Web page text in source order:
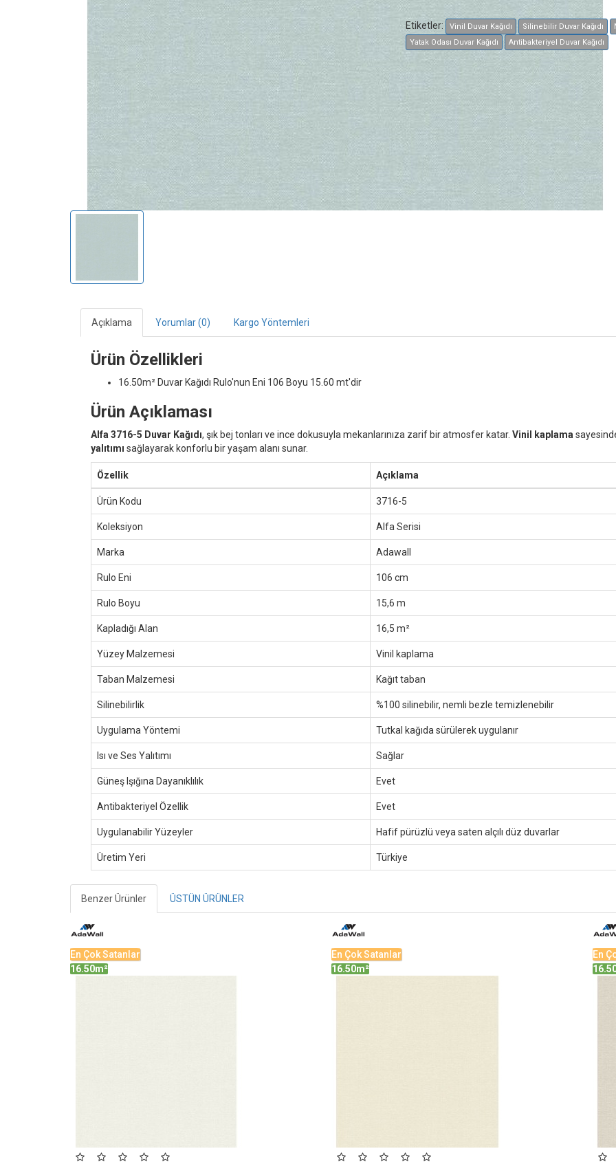
Etiketler: Vinil Duvar Kağıdı Silinebilir Duvar Kağıdı
Yatak Odası Duvar Kağıdı
Antibakteriyel Duvar Kağıdı
Açıklama Yorumlar (0) Kargo Yöntemleri
Ürün Özellikleri
16.50m² Duvar Kağıdı Rulo'nun Eni 106 Boyu 15.60 mt'dir
Ürün Açıklaması
Alfa 3716-5 Duvar Kağıdı, şık bej tonları ve ince dokusuyla mekanlarınıza zarif bir atmosfer katar. Vinil kaplama
yalıtımı sağlayarak konforlu bir yaşam alanı sunar.
Özellik Açıklama
Ürün Kodu 3716-5
Koleksiyon Alfa Serisi
Marka Adawall
Rulo Eni 106 cm
Rulo Boyu 15,6 m
Kapladığı Alan 16,5 m²
Yüzey Malzemesi Vinil kaplama
Taban Malzemesi Kağıt taban
Silinebilirlik %100 silinebilir, nemli bezle temizlenebilir
Uygulama Yöntemi Tutkal kağıda sürülerek uygulanır
Isı ve Ses Yalıtımı Sağlar
Güneş Işığına Dayanıklılık Evet
Antibakteriyel Özellik Evet
Uygulanabilir Yüzeyler Hafif pürüzlü veya saten alçılı düz duvarlar
Üretim Yeri Türkiye
Benzer Ürünler ÜSTÜN ÜRÜNLER
En Çok Satanlar
16.50m²
En Çok Satanlar
16.50m²
En